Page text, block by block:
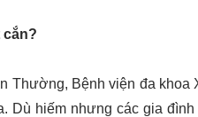
cắn?
Thường, Bệnh viện đa
Dù hiếm nhưng các gia